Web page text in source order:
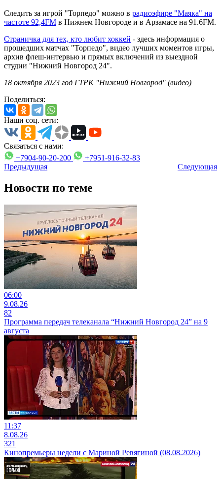
Следить за игрой "Торпедо" можно в радиоэфире "Маяка" на
частоте 92,4FM в Нижнем Новгороде и в Арзамасе на 91.6FM.
Страничка для тех, кто любит хоккей - здесь информация о
прошедших матчах "Торпедо", видео лучших моментов игры,
архив флеш-интервью и прямых включений из выездной
студии "Нижний Новгород 24".
18 октября 2023 год ГТРК "Нижний Новгород" (видео)
Поделиться:
Наши соц. сети:
Связаться с нами:
+7904-90-20-200
+7951-916-32-83
Предыдущая
Следующая
Новости по теме
06:00
9.08.26
82
Программа передач телеканала “Нижний Новгород 24” на 9
августа
11:37
8.08.26
321
Кинопремьеры недели с Мариной Ревягиной (08.08.2026)